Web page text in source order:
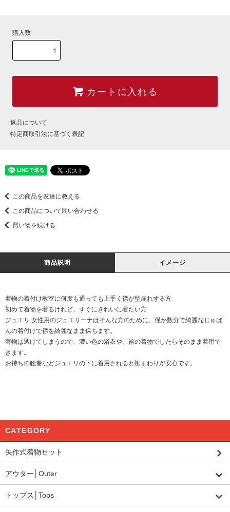
購入数
カートに入れる
返品について
特定商取引法に基づく表記
この商品を友達に教える
この商品について問い合わせる
買い物を続ける
商品説明 イメージ
着物の着付け教室に何度も通っても上手く襟が型崩れする方
初めて着物を着るけれど、すぐにきれいに着たい方
ジュエリ 女性用のジュエリーナはそんな方のために、僅か数分で綺麗なじゅば
んの着付けで襟を綺麗なまま保ちます。
薄物は透けてしまうので、濃い色の浴衣や、袷の着物でしたらそのまま着用で
きます。
お持ちの腰巻などジュエリの下に着用されると裾まわりが安心です。
CATEGORY
矢作式着物セット
アウター│Outer
トップス│Tops